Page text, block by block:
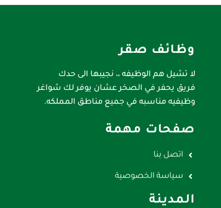
وظائف صقر
لا تشيل هم الوظيفه ،، نجيبها الى حدك
فريق يحفر في الصخر عشان يوفر لك شواغر
وظيفيه مناسبه في جميع مناطق المملكه.
صفحات مهمة
اتصل بنا
سياسة الخصوصية
المدينة